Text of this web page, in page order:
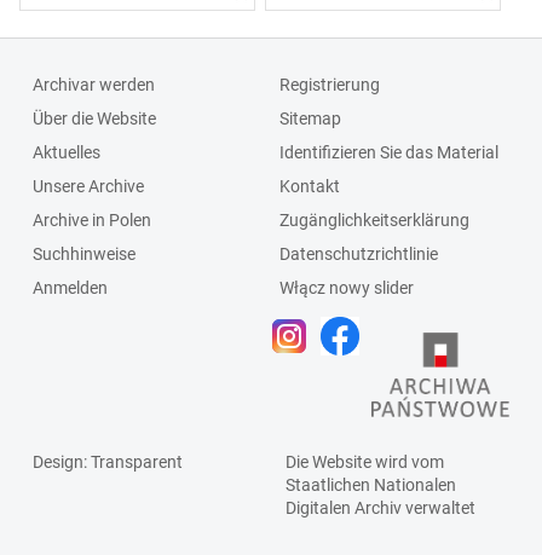
Archivar werden
Über die Website
Aktuelles
Unsere Archive
Archive in Polen
Suchhinweise
Anmelden
Registrierung
Sitemap
Identifizieren Sie das Material
Kontakt
Zugänglichkeitserklärung
Datenschutzrichtlinie
Włącz nowy slider
Design: Transparent
Die Website wird vom
Staatlichen Nationalen
Digitalen Archivverwaltet